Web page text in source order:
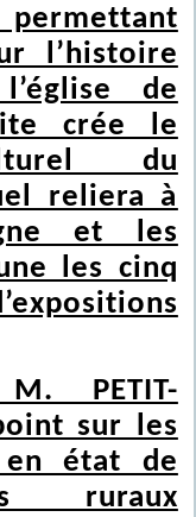
permettant
l’histoire
de
crée le
du
reliera à
et les
les cinq
PETIT-
sur les
en état de
ruraux